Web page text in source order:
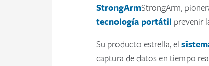
StrongArmStrongArm,
tecnología portátil prevenir
Su producto estrella, el
captura de datos en tiempo